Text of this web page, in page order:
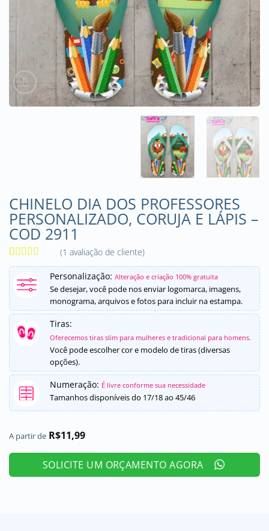
CHINELO DIA DOS PROFESSORES
PERSONALIZADO, CORUJA E LÁPIS –
COD 2911
Avaliado
como
5, com
baseado em
1
avaliação de
cliente
(1 avaliação de cliente)
Personalização: Alteração e criação 100% gratuita
Se desejar, você pode nos enviar logomarca, imagens,
monograma, arquivos e fotos para incluir na estampa.
Tiras:
Oferecemos tiras slim para mulheres e tradicional para homens.
Você pode escolher cor e modelo de tiras (diversas
opções).
Numeração: É livre conforme sua necessidade
Tamanhos disponíveis do 17/18 ao 45/46
A partir de R$11,99
SOLICITE UM ORÇAMENTO AGORA